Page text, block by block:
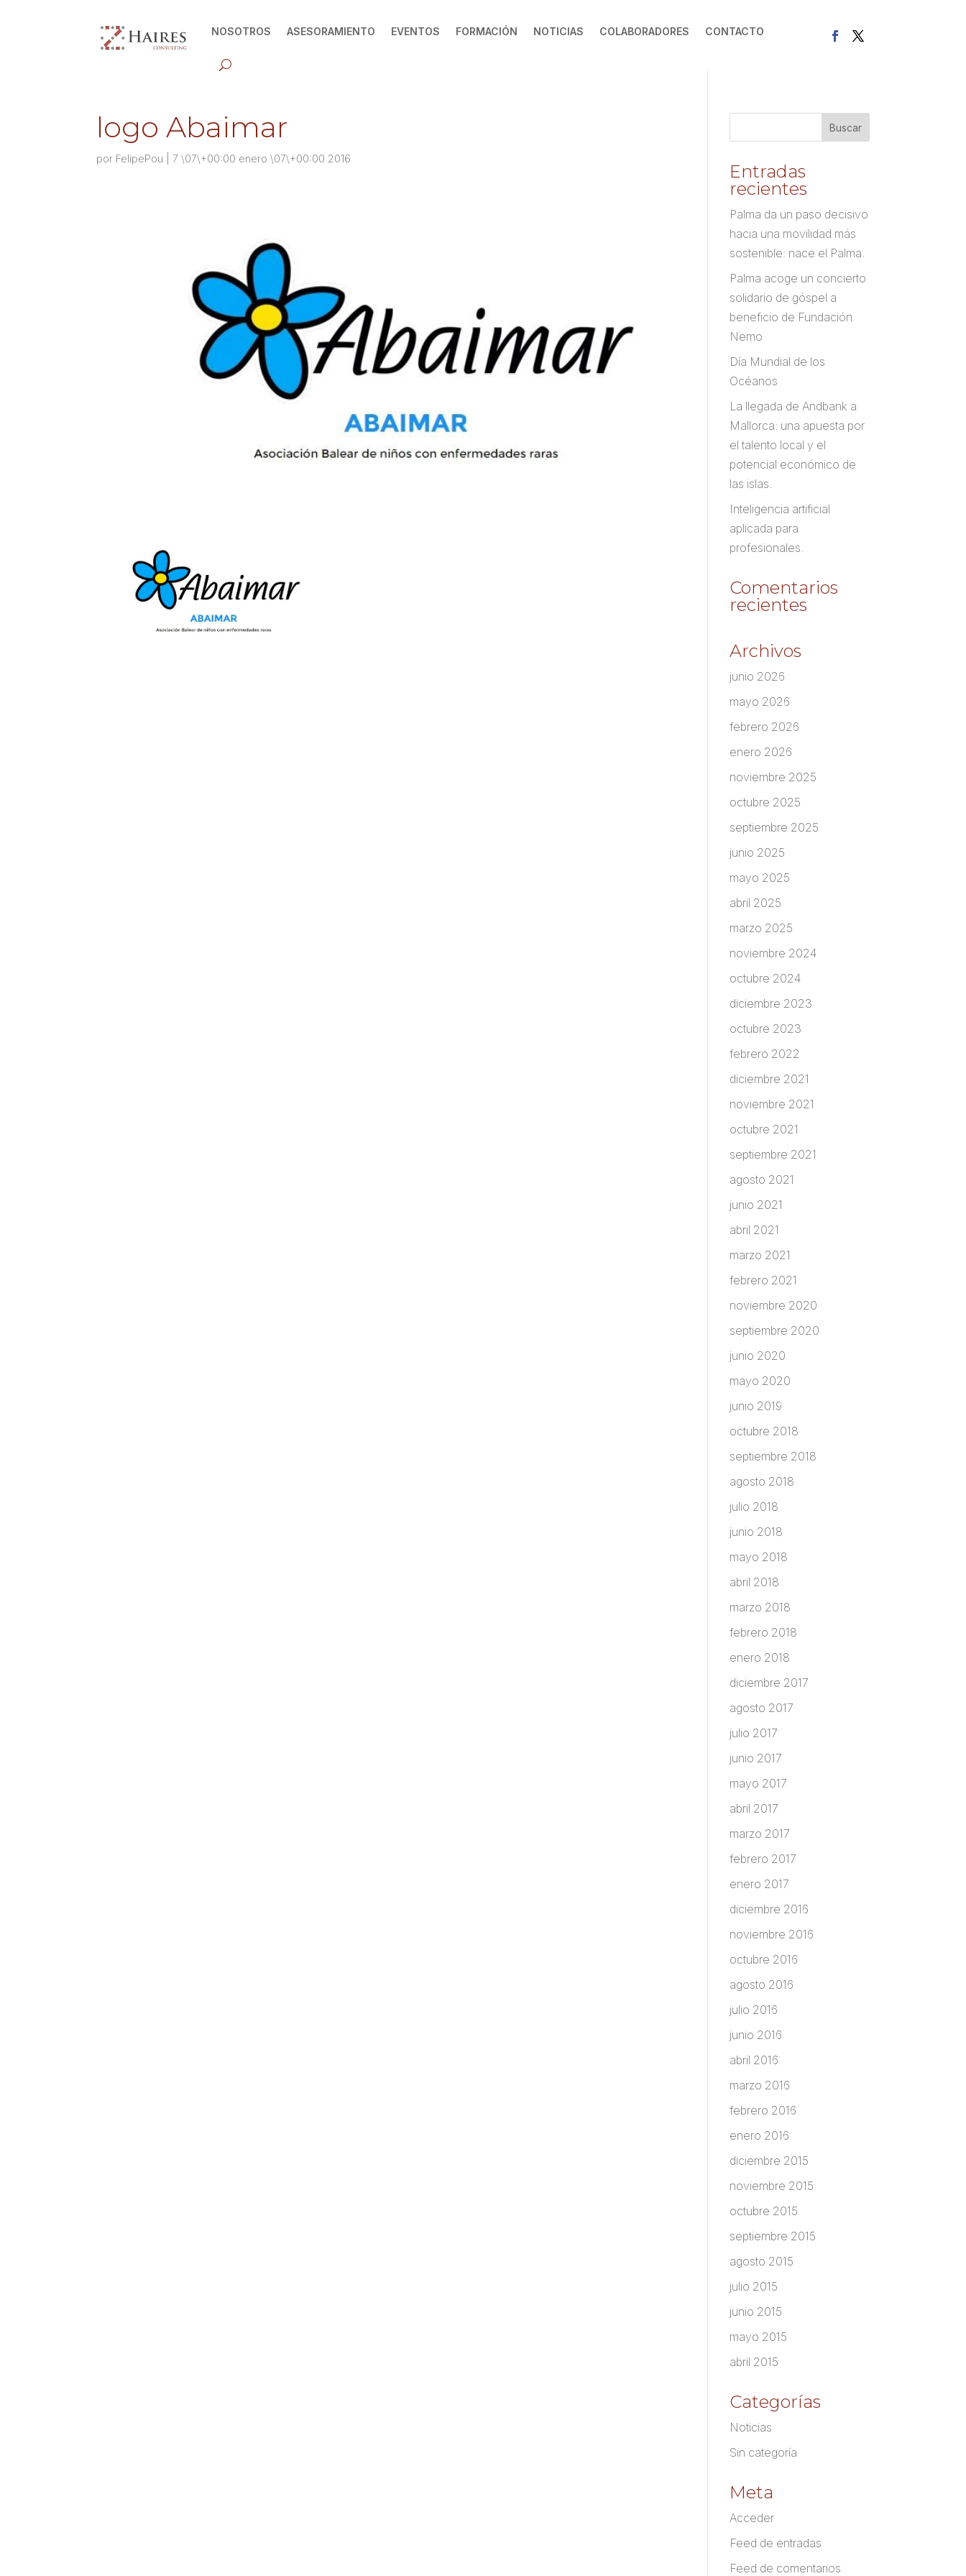
NOSOTROS ASESORAMIENTO EVENTOS FORMACIÓN NOTICIAS COLABORADORES CONTACTO
logo Abaimar
por FelipePou 7 \07\+00:00 enero \07\+00:00 2016
Entradas
recientes
Palma da un paso decisivo
hacia una movilidad más
sostenible: nace el Palma.
Palma acoge un concierto
solidario de góspel a
beneficio de Fundación
Nemo
Día Mundial de los
Océanos
La llegada de Andbank a
Mallorca: una apuesta por
el talento local y el
potencial económico de
las islas.
Inteligencia artificial
aplicada para
profesionales.
Comentarios
recientes
Archivos
junio 2026
mayo 2026
febrero 2026
enero 2026
noviembre 2025
octubre 2025
septiembre 2025
junio 2025
mayo 2025
abril 2025
marzo 2025
noviembre 2024
octubre 2024
diciembre 2023
octubre 2023
febrero 2022
diciembre 2021
noviembre 2021
octubre 2021
septiembre 2021
agosto 2021
junio 2021
abril 2021
marzo 2021
febrero 2021
noviembre 2020
septiembre 2020
junio 2020
mayo 2020
junio 2019
octubre 2018
septiembre 2018
agosto 2018
julio 2018
junio 2018
mayo 2018
abril 2018
marzo 2018
febrero 2018
enero 2018
diciembre 2017
agosto 2017
julio 2017
junio 2017
mayo 2017
abril 2017
marzo 2017
febrero 2017
enero 2017
diciembre 2016
noviembre 2016
octubre 2016
agosto 2016
julio 2016
junio 2016
abril 2016
marzo 2016
febrero 2016
enero 2016
diciembre 2015
noviembre 2015
octubre 2015
septiembre 2015
agosto 2015
julio 2015
junio 2015
mayo 2015
abril 2015
Categorías
Noticias
Sin categoría
Meta
Acceder
Feed de entradas
Feed de comentarios